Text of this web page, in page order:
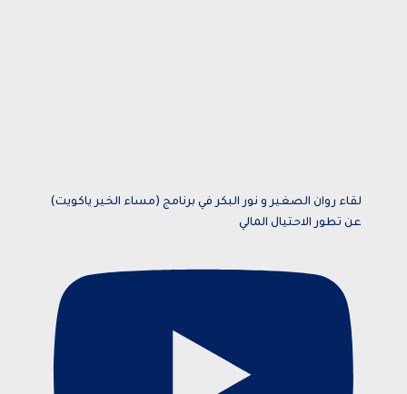
لقاء روان الصغير و نور البكر في برنامج (مساء الخير ياكويت)
عن تطور الاحتيال المالي